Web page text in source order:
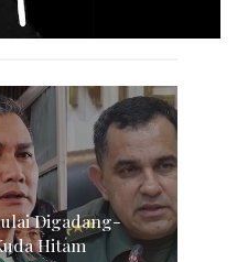
Digadang-
Hitam